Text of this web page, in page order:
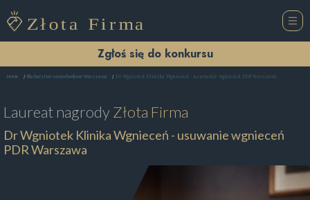
Zgłoś się do konkursu
Home Blacharstwo samochodowe Warszawa Dr Wgniotek Klinika Wgnieceń - usuwanie wgnieceń PDR Warszawa
Laureat nagrodyZłota Firma
Dr Wgniotek Klinika Wgnieceń - usuwanie wgnieceń
PDR Warszawa